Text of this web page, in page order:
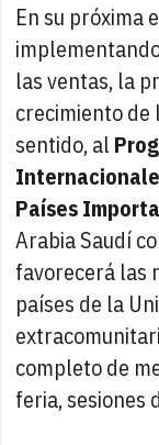
En su próxima
las ventas, la
crecimiento de
sentido, al
Países
Arabia Saudí
favorecerá las
países de la
completo de
feria, sesiones